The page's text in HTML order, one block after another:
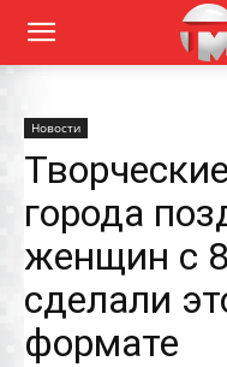
Новости
города
женщин с
сделали
формате